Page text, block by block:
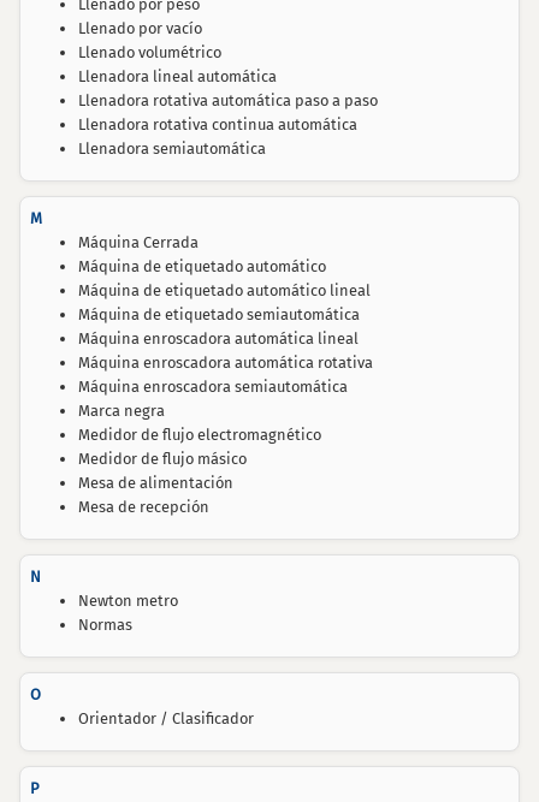
Llenado por peso
Llenado por vacío
Llenado volumétrico
Llenadora lineal automática
Llenadora rotativa automática paso a paso
Llenadora rotativa continua automática
Llenadora semiautomática
M
Máquina Cerrada
Máquina de etiquetado automático
Máquina de etiquetado automático lineal
Máquina de etiquetado semiautomática
Máquina enroscadora automática lineal
Máquina enroscadora automática rotativa
Máquina enroscadora semiautomática
Marca negra
Medidor de flujo electromagnético
Medidor de flujo másico
Mesa de alimentación
Mesa de recepción
N
Newton metro
Normas
O
Orientador / Clasificador
P